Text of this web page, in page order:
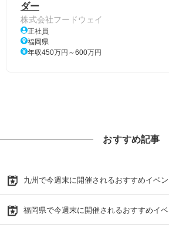
ダー
株式会社フードウェイ
正社員
福岡県
年収450万円～600万円
おすすめ記事
九州で今週末に開催されるおすすめイベ
福岡県で今週末に開催されるおすすめイ